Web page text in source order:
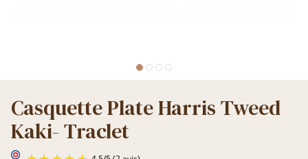
Casquette Plate Harris Tweed
Kaki- Traclet